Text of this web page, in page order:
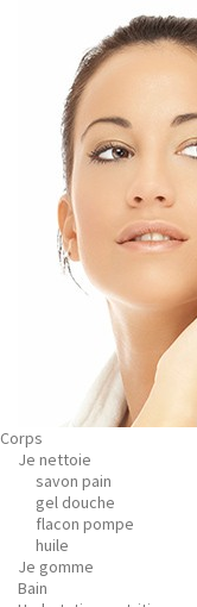
Corps
Je nettoie
savon pain
gel douche
flacon pompe
huile
Je gomme
Bain